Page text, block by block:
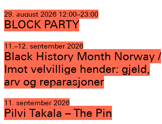
29. august 2026 12:00–23:00
BLOCK PARTY
11.–12. september 2026
Black History Month Norway /
Imot velvillige hender: gjeld,
arv og reparasjoner
11. september 2026
Pilvi Takala – The Pin